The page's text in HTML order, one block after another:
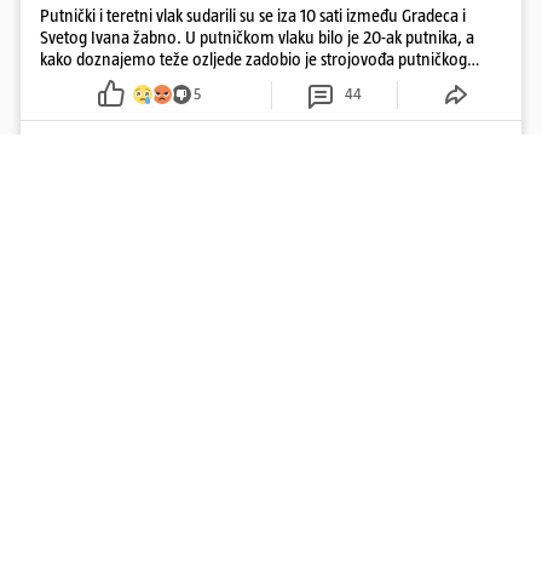
Putnički i teretni vlak sudarili su se iza 10 sati između Gradeca i
Svetog Ivana žabno. U putničkom vlaku bilo je 20-ak putnika, a
kako doznajemo teže ozljede zadobio je strojovođa putničkog
vlaka. Zatvoren je promet, a fotoreporteri Prigorskog objavili su
prve snimke s mjesta sudara
5 44